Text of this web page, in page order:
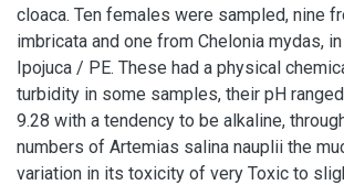
cloaca. Ten females were sampled, nine
imbricata and one from Chelonia mydas,
Ipojuca / PE. These had a physical
turbidity in some samples, their pH
9.28 with a tendency to be alkaline,
numbers of Artemias salina nauplii the
variation in its toxicity of very Toxic to